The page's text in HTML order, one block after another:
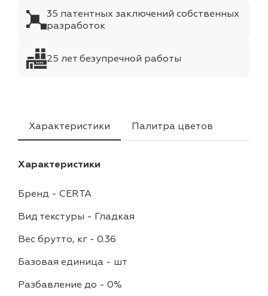
35 патентных заключений собственных
разработок
25 лет безупречной работы
Характеристики Палитра цветов
Характеристики
Бренд - CERTA
Вид текстуры - Гладкая
Вес брутто, кг - 0.36
Базовая единица - шт
Разбавление до - 0%